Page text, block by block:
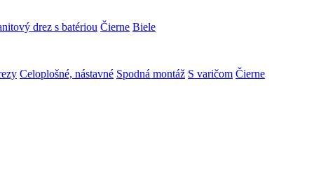
drez s batériou Čierne Biele
Celoplošné, nástavné Spodná montáž S varičom Čierne